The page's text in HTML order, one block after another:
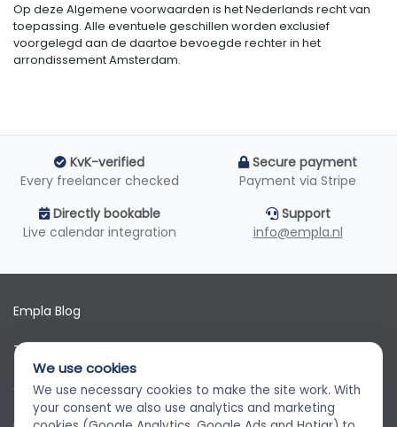
Op deze Algemene voorwaarden is het Nederlands recht van
toepassing. Alle eventuele geschillen worden exclusief
voorgelegd aan de daartoe bevoegde rechter in het
arrondissement Amsterdam.
KvK-verified
Every freelancer checked
Secure payment
Payment via Stripe
Directly bookable
Live calendar integration
Support
info@empla.nl
Empla Blog
Terms of use
GDPR
Empla Assistent
Altijd beschikbaar, stel een vraag
We use cookies
We use necessary cookies to make the site work. With
your consent we also use analytics and marketing